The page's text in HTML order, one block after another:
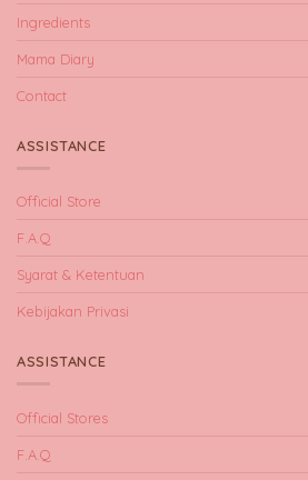
Ingredients
Mama Diary
Contact
ASSISTANCE
Official Store
F.A.Q
Syarat & Ketentuan
Kebijakan Privasi
ASSISTANCE
Official Stores
F.A.Q